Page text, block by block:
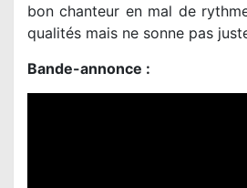
bon chanteur en mal de
qualités mais ne sonne pas
Bande-annonce :